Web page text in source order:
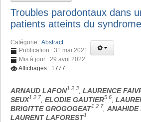
Troubles parodontaux dans
patients atteints du
Catégorie :Abstract
Publication : 31 mai 2021
Mis à jour : 29 avril 2022
Affichages : 1777
ARNAUD LAFON1 2 3 LAURENCE
SEUX1 2 7 ELODIE GAUTIER5 6
BRIGITTE GROGOGEAT1 2 7 ANAHIDE
LAURENT LAFOREST1